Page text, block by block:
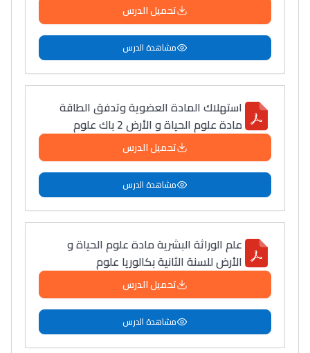
تحميل الدرس
مشاهدة الدرس
استهلاك المادة العضوية وتدفق الطاقة
مادة علوم الحياة و الأرض 2 باك علوم
تحميل الدرس
مشاهدة الدرس
علم الوراثة البشرية مادة علوم الحياة و
الأرض للسنة الثانية بكالوريا علوم
تحميل الدرس
مشاهدة الدرس